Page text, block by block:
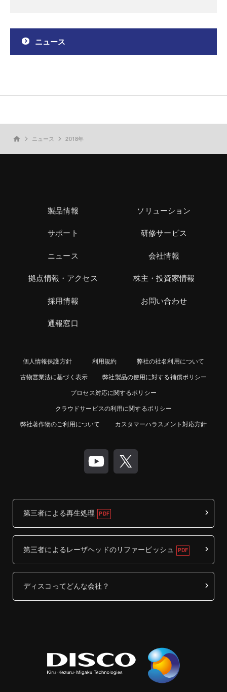
ニュース
home ニュース 2018年
製品情報 ソリューション
サポート 研修サービス
ニュース 会社情報
拠点情報・アクセス 株主・投資家情報
採用情報 お問い合わせ
通報窓口
個人情報保護方針 利用規約
弊社の社名利用について
古物営業法に基づく表示
弊社製品の使用に対する補償ポリシー
プロセス対応に関するポリシー
クラウドサービスの利用に関するポリシー
弊社著作物のご利用について
カスタマーハラスメント対応方針
第三者による再生処理
第三者によるレーザヘッドのリファービッシュ
ディスコってどんな会社？